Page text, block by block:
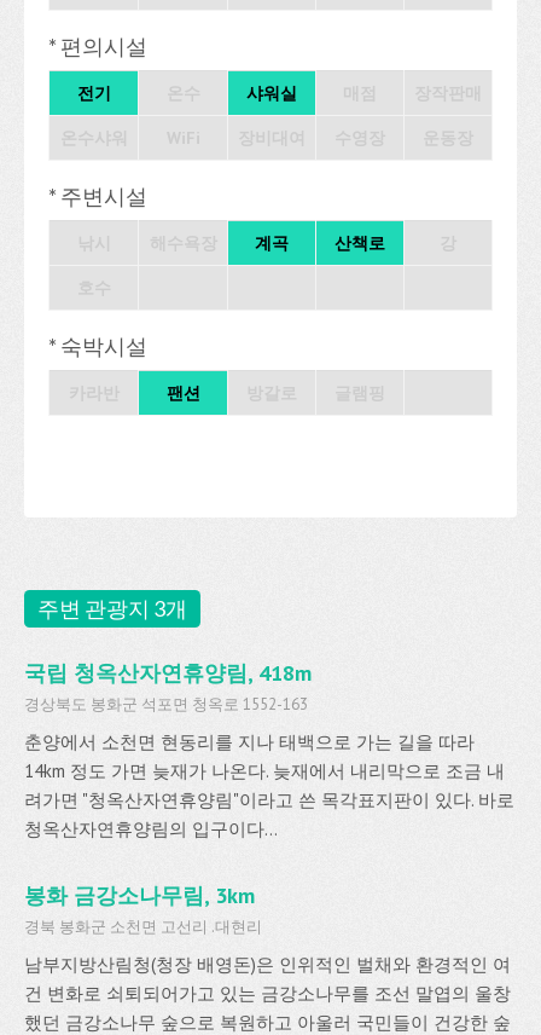
* 편의시설
전기 샤워실
* 주변시설
계곡 산책로
* 숙박시설
팬션
주변 관광지 3개
국립 청옥산자연휴양림, 418m
경상북도 봉화군 석포면 청옥로 1552-163
춘양에서 소천면 현동리를 지나 태백으로 가는 길을 따라
14km 정도 가면 늦재가 나온다. 늦재에서 내리막으로 조금 내
려가면 "청옥산자연휴양림"이라고 쓴 목각표지판이 있다. 바로
청옥산자연휴양림의 입구이다...
봉화 금강소나무림, 3km
경북 봉화군 소천면 고선리 .대현리
남부지방산림청(청장 배영돈)은 인위적인 벌채와 환경적인 여
건 변화로 쇠퇴되어가고 있는 금강소나무를 조선 말엽의 울창
했던 금강소나무 숲으로 복원하고 아울러 국민들이 건강한 숲